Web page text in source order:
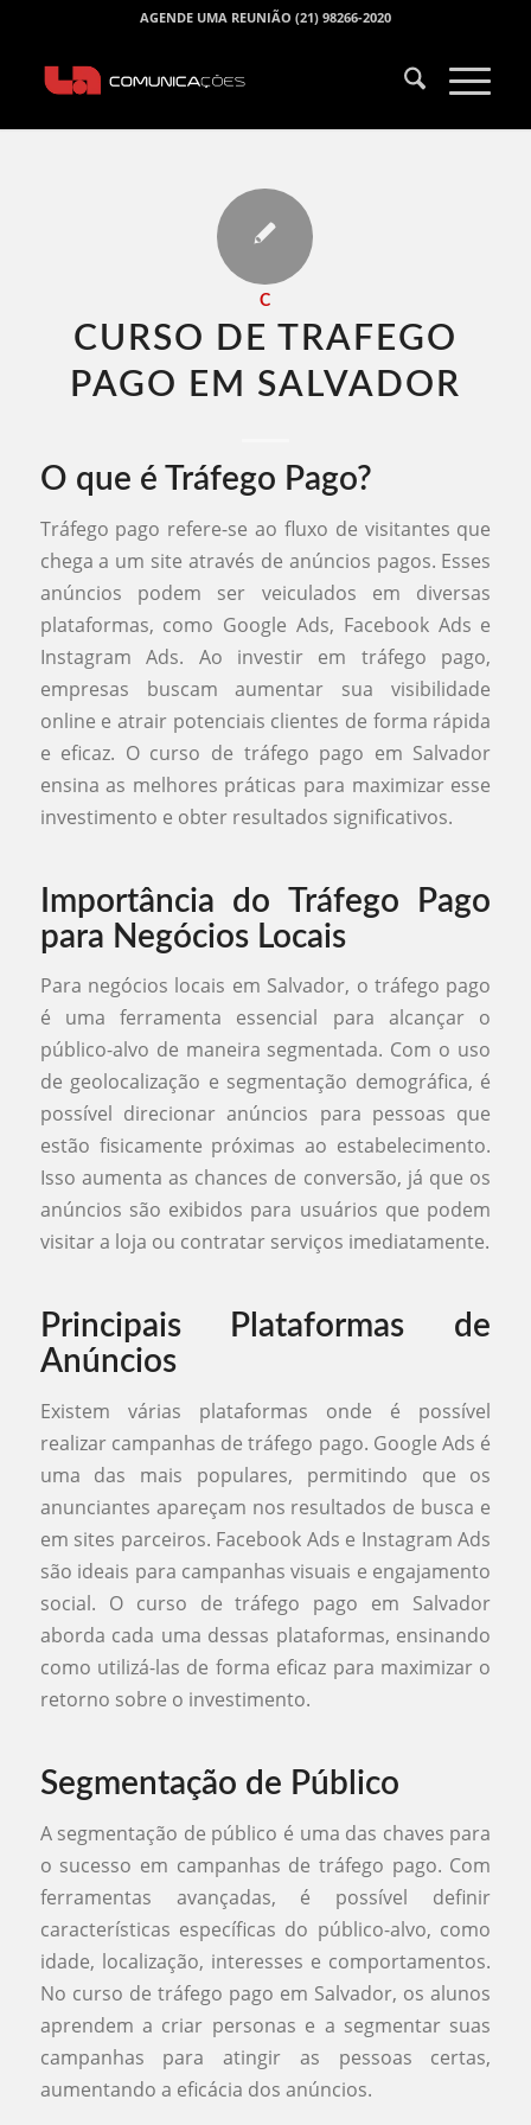
AGENDE UMA REUNIÃO (21) 98266-2020
C
CURSO DE TRAFEGO
PAGO EM SALVADOR​
O que é Tráfego Pago?
Tráfego pago refere-se ao fluxo de visitantes que
chega a um site através de anúncios pagos. Esses
anúncios podem ser veiculados em diversas
plataformas, como Google Ads, Facebook Ads e
Instagram Ads. Ao investir em tráfego pago,
empresas buscam aumentar sua visibilidade
online e atrair potenciais clientes de forma rápida
e eficaz. O curso de tráfego pago em Salvador
ensina as melhores práticas para maximizar esse
investimento e obter resultados significativos.
Importância do Tráfego Pago
para Negócios Locais
Para negócios locais em Salvador, o tráfego pago
é uma ferramenta essencial para alcançar o
público-alvo de maneira segmentada. Com o uso
de geolocalização e segmentação demográfica, é
possível direcionar anúncios para pessoas que
estão fisicamente próximas ao estabelecimento.
Isso aumenta as chances de conversão, já que os
anúncios são exibidos para usuários que podem
visitar a loja ou contratar serviços imediatamente.
Principais Plataformas de
Anúncios
Existem várias plataformas onde é possível
realizar campanhas de tráfego pago. Google Ads é
uma das mais populares, permitindo que os
anunciantes apareçam nos resultados de busca e
em sites parceiros. Facebook Ads e Instagram Ads
são ideais para campanhas visuais e engajamento
social. O curso de tráfego pago em Salvador
aborda cada uma dessas plataformas, ensinando
como utilizá-las de forma eficaz para maximizar o
retorno sobre o investimento.
Segmentação de Público
A segmentação de público é uma das chaves para
o sucesso em campanhas de tráfego pago. Com
ferramentas avançadas, é possível definir
características específicas do público-alvo, como
idade, localização, interesses e comportamentos.
No curso de tráfego pago em Salvador, os alunos
aprendem a criar personas e a segmentar suas
campanhas para atingir as pessoas certas,
aumentando a eficácia dos anúncios.